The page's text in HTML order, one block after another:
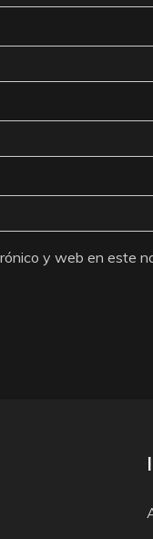
y web en este